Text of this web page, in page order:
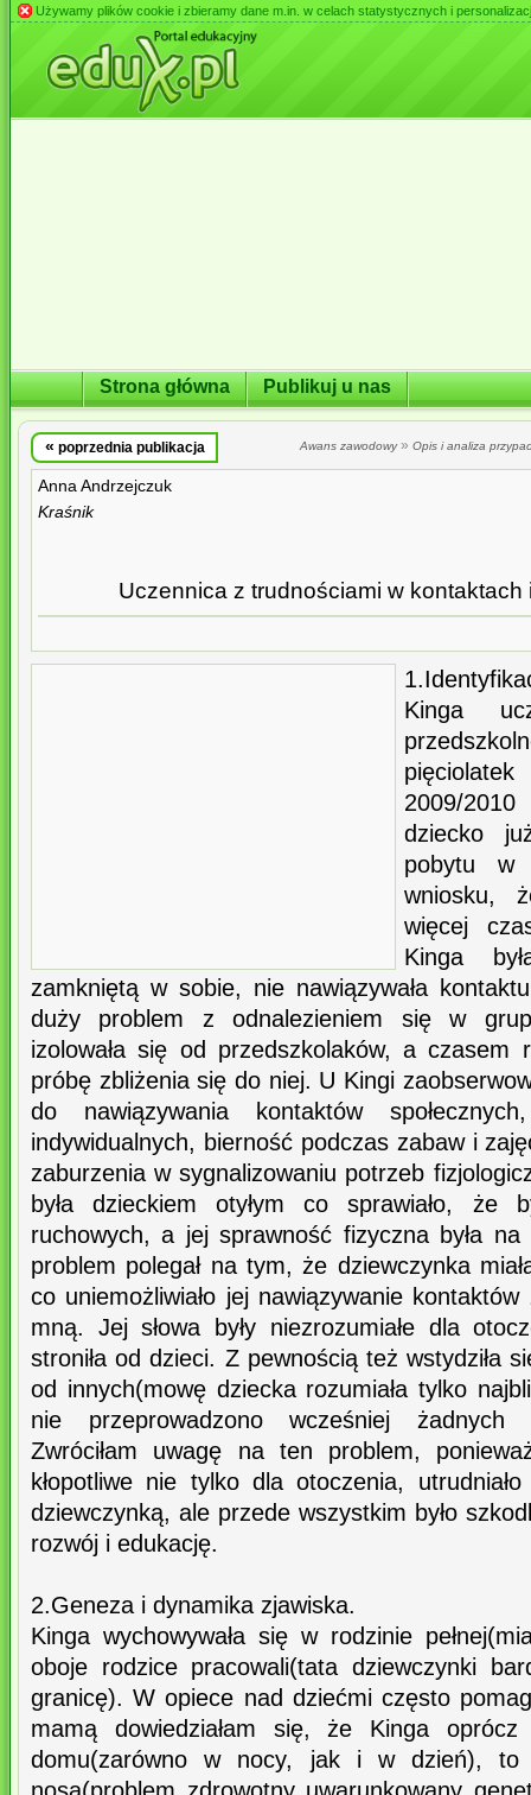
Używamy plików cookie i zbieramy dane m.in. w celach statystycznych i
Strona główna Publikuj u nas
« poprzednia publikacja Awans zawodowy» Opis i analiza
Anna Andrzejczuk
Kraśnik
Uczennica z trudnościami w
Kinga
2009/2010
dziecko
pobytu w
wniosku,
więcej
Kinga
zamkniętą w sobie, nie nawiązywała
duży problem z odnalezieniem się w
izolowała się od przedszkolaków, a czasem
próbę zbliżenia się do niej. U Kingi
do nawiązywania kontaktów
indywidualnych, bierność podczas zabaw i
zaburzenia w sygnalizowaniu potrzeb
była dzieckiem otyłym co sprawiało, że
ruchowych, a jej sprawność fizyczna była na
problem polegał na tym, że dziewczynka
co uniemożliwiało jej nawiązywanie
mną. Jej słowa były niezrozumiałe dla
stroniła od dzieci. Z pewnością też wstydziła
od innych(mowę dziecka rozumiała tylko
nie przeprowadzono wcześniej żadnych
Zwróciłam uwagę na ten problem,
kłopotliwe nie tylko dla otoczenia,
dziewczynką, ale przede wszystkim było
rozwój i edukację.
2.Geneza i dynamika zjawiska.
Kinga wychowywała się w rodzinie
oboje rodzice pracowali(tata dziewczynki
granicę). W opiece nad dziećmi często
mamą dowiedziałam się, że Kinga
domu(zarówno w nocy, jak i w dzień), to